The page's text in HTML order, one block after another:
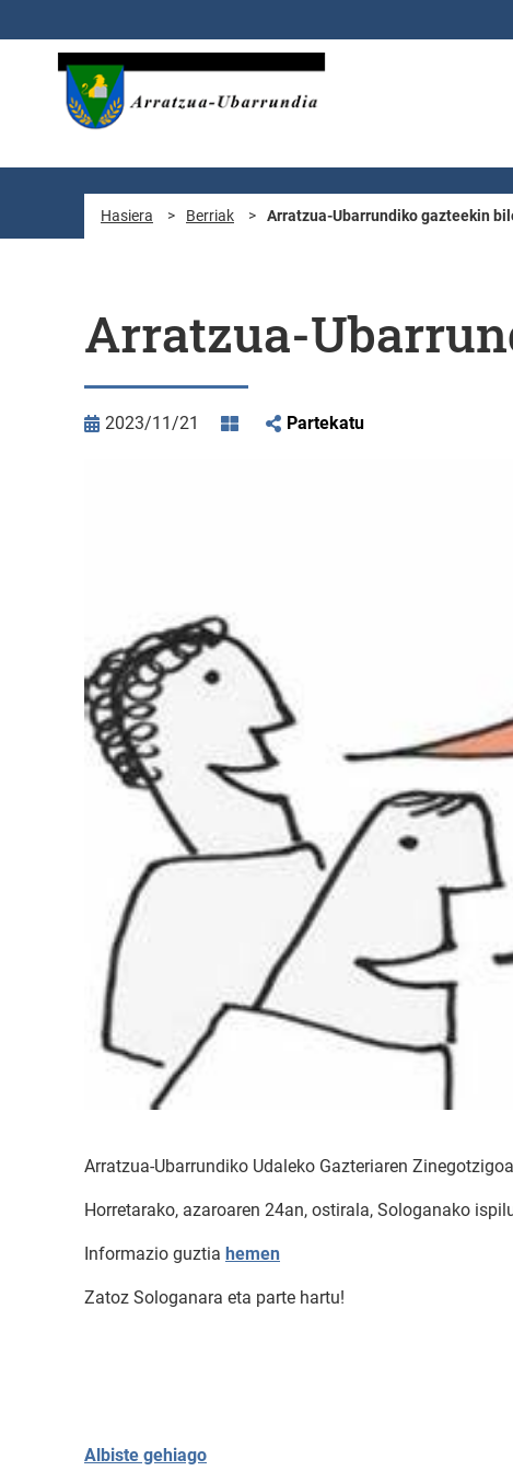
Hasiera > Berriak > Arratzua-Ubarrundiko gazteekin
Arratzua-
2023/11/21 Partekatu
Arratzua-Ubarrundiko Udaleko Gazteriaren
Horretarako, azaroaren 24an, ostirala, Sologanako
Informazio guztia hemen
Zatoz Sologanara eta parte hartu!
Albiste gehiago